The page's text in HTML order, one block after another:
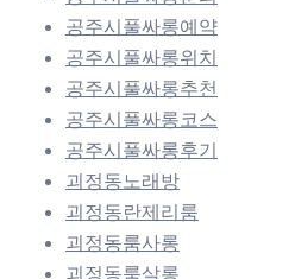
공주시풀싸롱예약
공주시풀싸롱위치
공주시풀싸롱추천
공주시풀싸롱코스
공주시풀싸롱후기
괴정동노래방
괴정동란제리룸
괴정동룸사롱
괴정동룸살롱